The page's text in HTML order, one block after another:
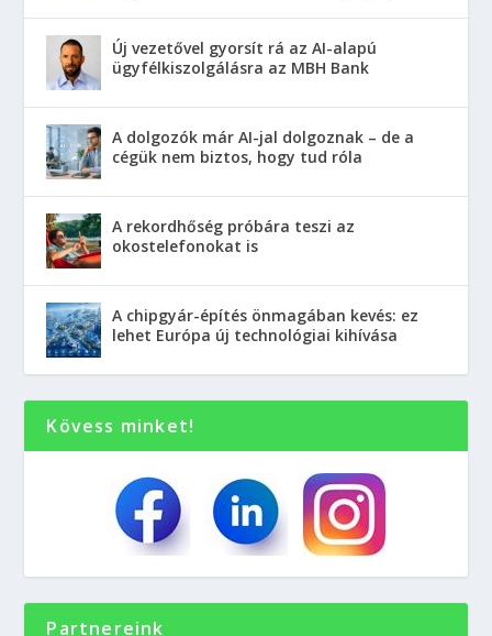
Új vezetővel gyorsít rá az AI-alapú
ügyfélkiszolgálásra az MBH Bank
A dolgozók már AI-jal dolgoznak – de a
cégük nem biztos, hogy tud róla
A rekordhőség próbára teszi az
okostelefonokat is
A chipgyár-építés önmagában kevés: ez
lehet Európa új technológiai kihívása
Kövess minket!
Partnereink